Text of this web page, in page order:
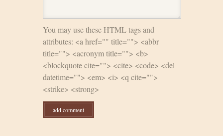
You may use these HTML tags and
attributes: <a href="" title=""> <abbr
title=""> <acronym title=""> <b>
<blockquote cite=""> <cite> <code> <del
datetime=""> <em> <i> <q cite="">
<strike> <strong>